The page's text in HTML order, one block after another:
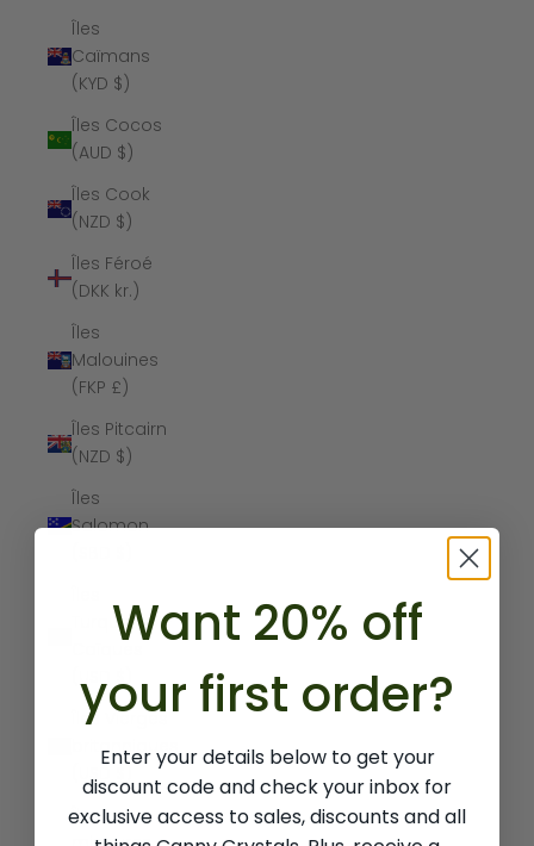
Îles
Caïmans
(KYD $)
Îles Cocos
(AUD $)
Îles Cook
(NZD $)
Îles Féroé
(DKK kr.)
Îles
Malouines
(FKP £)
Îles Pitcairn
(NZD $)
Îles
Salomon
Turques-et-
Îles Vierges
britanniques
Îles
Want 20% off
your first order?
Enter your details below to get your
discount code and check your inbox for
exclusive access to sales, discounts and all